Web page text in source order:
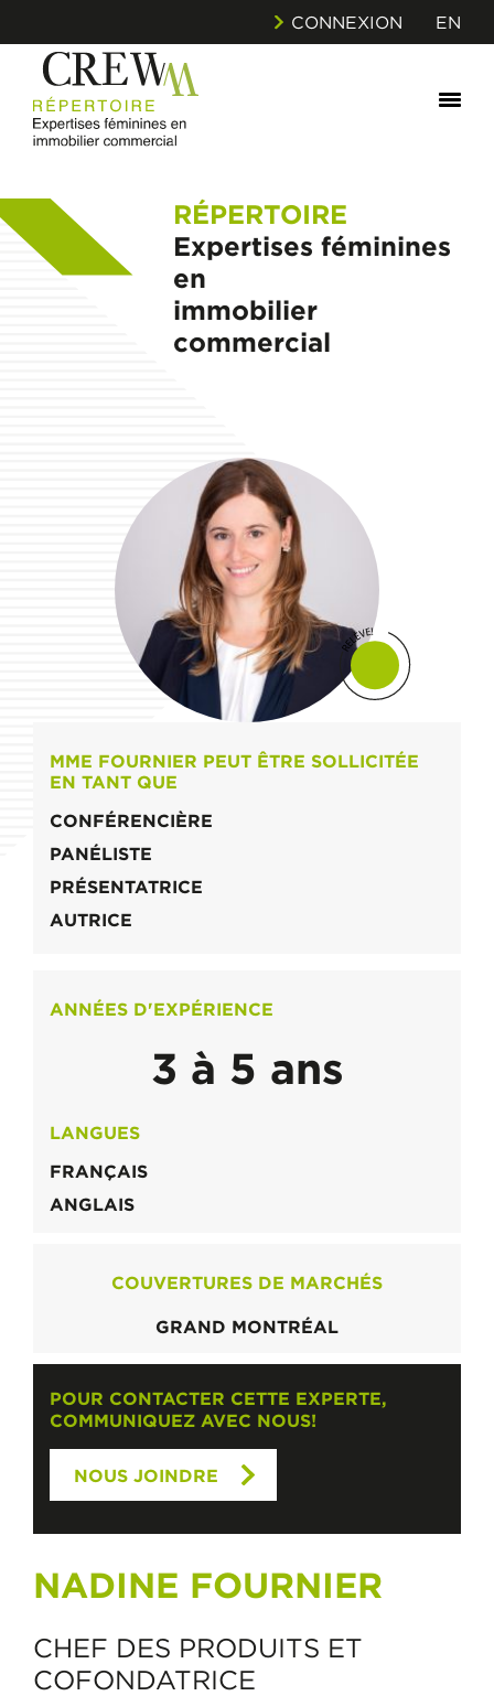
CONNEXION EN
RÉPERTOIRE
Expertises féminines
en
immobilier
commercial
MME FOURNIER PEUT ÊTRE SOLLICITÉE
EN TANT QUE
CONFÉRENCIÈRE
PANÉLISTE
PRÉSENTATRICE
AUTRICE
ANNÉES D'EXPÉRIENCE
3 à 5 ans
LANGUES
FRANÇAIS
ANGLAIS
COUVERTURES DE MARCHÉS
GRAND MONTRÉAL
POUR CONTACTER CETTE EXPERTE,
COMMUNIQUEZ AVEC NOUS!
NOUS JOINDRE
NADINE FOURNIER
CHEF DES PRODUITS ET
COFONDATRICE